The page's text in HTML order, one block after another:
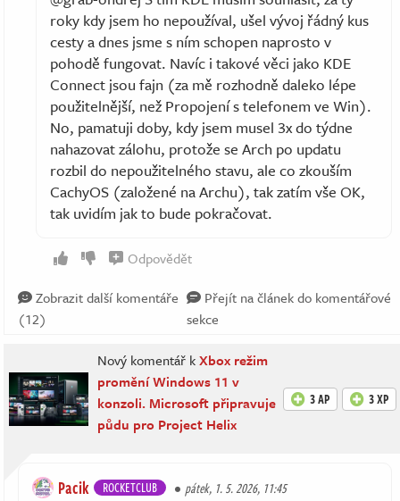
roky kdy jsem ho nepoužíval, ušel vývoj řádný kus
cesty a dnes jsme s ním schopen naprosto v
pohodě fungovat. Navíc i takové věci jako KDE
Connect jsou fajn (za mě rozhodně daleko lépe
použitelnější, než Propojení s telefonem ve Win).
No, pamatuji doby, kdy jsem musel 3x do týdne
nahazovat zálohu, protože se Arch po updatu
rozbil do nepoužitelného stavu, ale co zkouším
CachyOS (založené na Archu), tak zatím vše OK,
tak uvidím jak to bude pokračovat.
Odpovědět
Zobrazit další komentáře
(12)
Přejít na článek do komentářové
sekce
Nový komentář kXbox režim
promění Windows 11 v
konzoli. Microsoft připravuje
půdu pro Project Helix
3 AP 3 XP
Pacik ROCKETCLUB pátek, 1. 5. 2026, 11:45